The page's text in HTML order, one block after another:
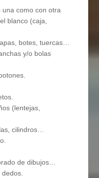
una como con otra
blanco (caja,
botes, tuercas…
y/o bolas
(lentejas,
cilindros…
de dibujos…
dedos.